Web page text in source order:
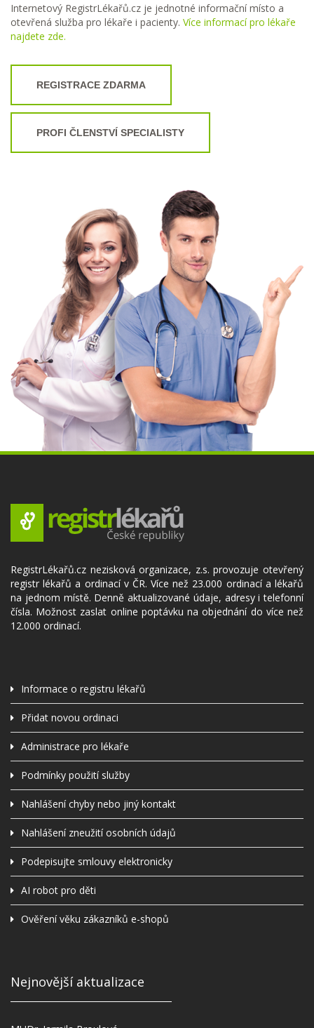
Internetový RegistrLékařů.cz je jednotné informační místo a
otevřená služba pro lékaře i pacienty. Více informací pro lékaře
najdete zde.
REGISTRACE ZDARMA
PROFI ČLENSTVÍ SPECIALISTY
RegistrLékařů.cz nezisková organizace, z.s. provozuje otevřený
registr lékařů a ordinací v ČR. Více než 23.000 ordinací a lékařů
na jednom místě. Denně aktualizované údaje, adresy i telefonní
čísla. Možnost zaslat online poptávku na objednání do více než
12.000 ordinací.
Informace o registru lékařů
Přidat novou ordinaci
Administrace pro lékaře
Podmínky použití služby
Nahlášení chyby nebo jiný kontakt
Nahlášení zneužití osobních údajů
Podepisujte smlouvy elektronicky
AI robot pro děti
Ověření věku zákazníků e-shopů
Nejnovější aktualizace